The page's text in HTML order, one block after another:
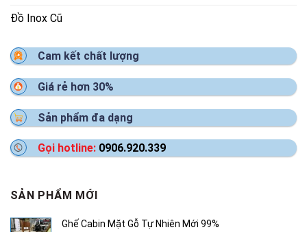
Đồ Inox Cũ
Cam kết chất lượng
Giá rẻ hơn 30%
Sản phẩm đa dạng
Gọi hotline: 0906.920.339
SẢN PHẨM MỚI
Ghế Cabin Mặt Gỗ Tự Nhiên Mới 99%